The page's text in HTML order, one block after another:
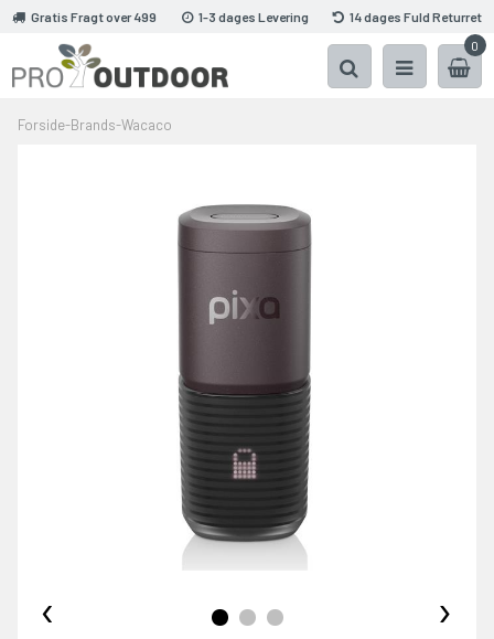
Gratis Fragt over 499 1-3 dages Levering
14 dages Fuld Returret
0
Forside-Brands-Wacaco
‹ ›